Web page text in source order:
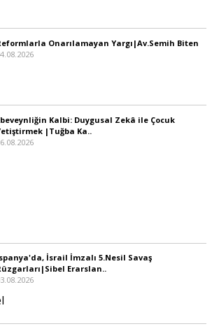
Onarılamayan Yargı|Av.Semih Biten
Kalbi: Duygusal Zekâ ile Çocuk
|Tuğba Ka..
İsrail İmzalı 5.Nesil Savaş
Erarslan..